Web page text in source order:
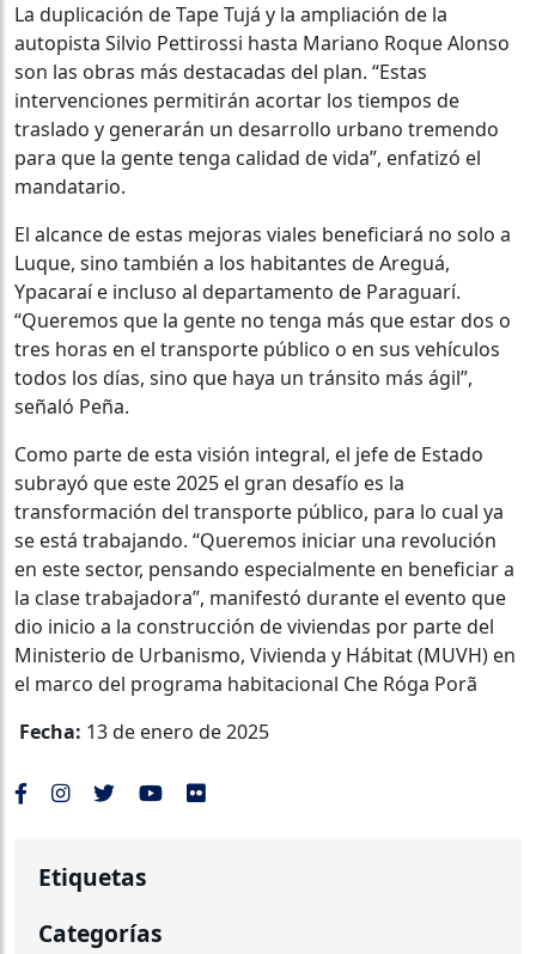
La duplicación de Tape Tujá y la ampliación de la
autopista Silvio Pettirossi hasta Mariano Roque Alonso
son las obras más destacadas del plan. “Estas
intervenciones permitirán acortar los tiempos de
traslado y generarán un desarrollo urbano tremendo
para que la gente tenga calidad de vida”, enfatizó el
mandatario.
El alcance de estas mejoras viales beneficiará no solo a
Luque, sino también a los habitantes de Areguá,
Ypacaraí e incluso al departamento de Paraguarí.
“Queremos que la gente no tenga más que estar dos o
tres horas en el transporte público o en sus vehículos
todos los días, sino que haya un tránsito más ágil”,
señaló Peña.
Como parte de esta visión integral, el jefe de Estado
subrayó que este 2025 el gran desafío es la
transformación del transporte público, para lo cual ya
se está trabajando. “Queremos iniciar una revolución
en este sector, pensando especialmente en beneficiar a
la clase trabajadora”, manifestó durante el evento que
dio inicio a la construcción de viviendas por parte del
Ministerio de Urbanismo, Vivienda y Hábitat (MUVH) en
el marco del programa habitacional Che Róga Porã
Fecha: 13 de enero de 2025
Etiquetas
Categorías